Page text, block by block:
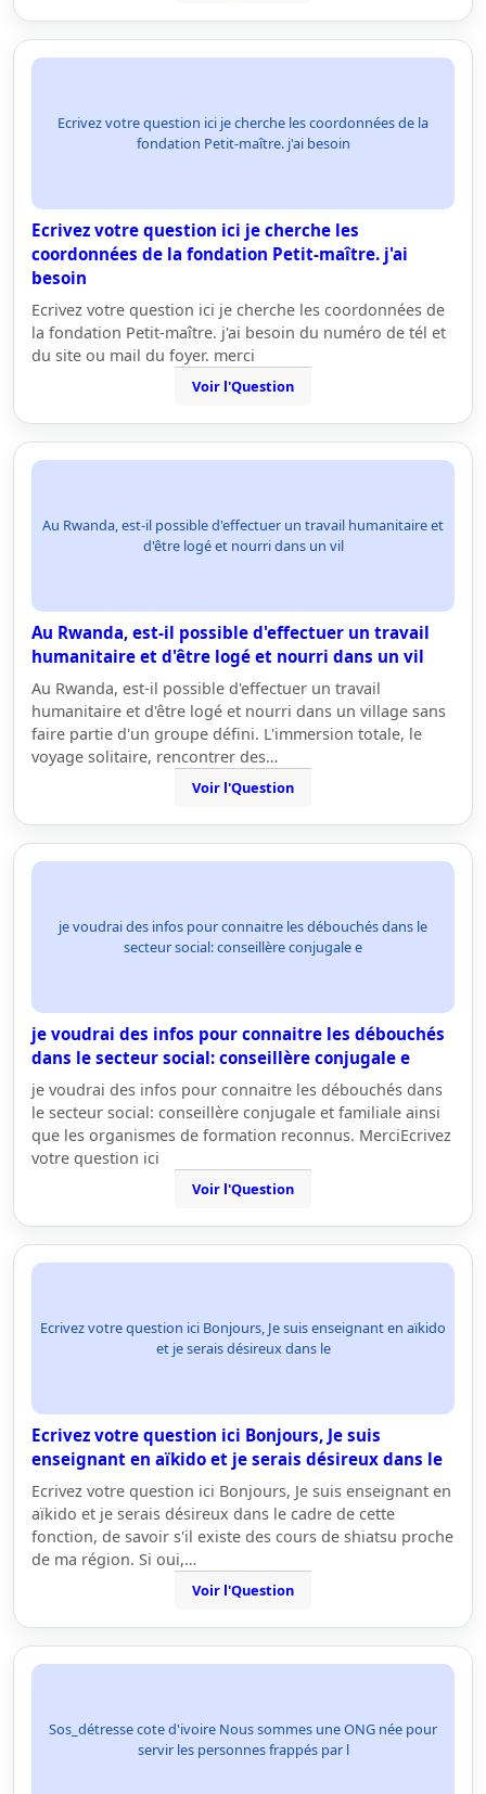
Ecrivez votre question ici je cherche les coordonnées de la
fondation Petit-maître. j'ai besoin
Ecrivez votre question ici je cherche les
coordonnées de la fondation Petit-maître. j'ai
besoin
Ecrivez votre question ici je cherche les coordonnées de
la fondation Petit-maître. j'ai besoin du numéro de tél et
du site ou mail du foyer. merci
Voir l'Question
Au Rwanda, est-il possible d'effectuer un travail humanitaire et
d'être logé et nourri dans un vil
Au Rwanda, est-il possible d'effectuer un travail
humanitaire et d'être logé et nourri dans un vil
Au Rwanda, est-il possible d'effectuer un travail
humanitaire et d'être logé et nourri dans un village sans
faire partie d'un groupe défini. L'immersion totale, le
voyage solitaire, rencontrer des…
Voir l'Question
je voudrai des infos pour connaitre les débouchés dans le
secteur social: conseillère conjugale e
je voudrai des infos pour connaitre les débouchés
dans le secteur social: conseillère conjugale e
je voudrai des infos pour connaitre les débouchés dans
le secteur social: conseillère conjugale et familiale ainsi
que les organismes de formation reconnus. MerciEcrivez
votre question ici
Voir l'Question
Ecrivez votre question ici Bonjours, Je suis enseignant en aïkido
et je serais désireux dans le
Ecrivez votre question ici Bonjours, Je suis
enseignant en aïkido et je serais désireux dans le
Ecrivez votre question ici Bonjours, Je suis enseignant en
aïkido et je serais désireux dans le cadre de cette
fonction, de savoir s'il existe des cours de shiatsu proche
de ma région. Si oui,…
Voir l'Question
Sos_détresse cote d'ivoire Nous sommes une ONG née pour
servir les personnes frappés par l